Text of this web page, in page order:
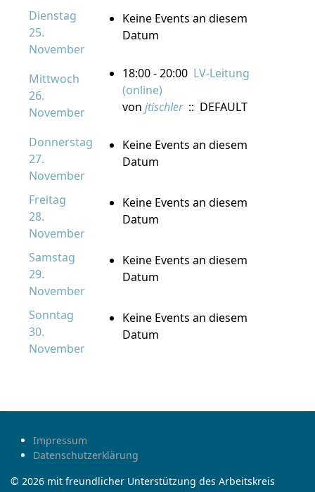
Dienstag
25.
November
Keine Events an diesem
Datum
Mittwoch
26.
November
18:00 - 20:00 LV-Leitung
(online)
von jtischler:: DEFAULT
Donnerstag
27.
November
Keine Events an diesem
Datum
Freitag
28.
November
Keine Events an diesem
Datum
Samstag
29.
November
Keine Events an diesem
Datum
Sonntag
30.
November
Keine Events an diesem
Datum
Impressum
Datenschutzerklärung
© 2026 mit freundlicher Unterstützung des Arbeitskreis